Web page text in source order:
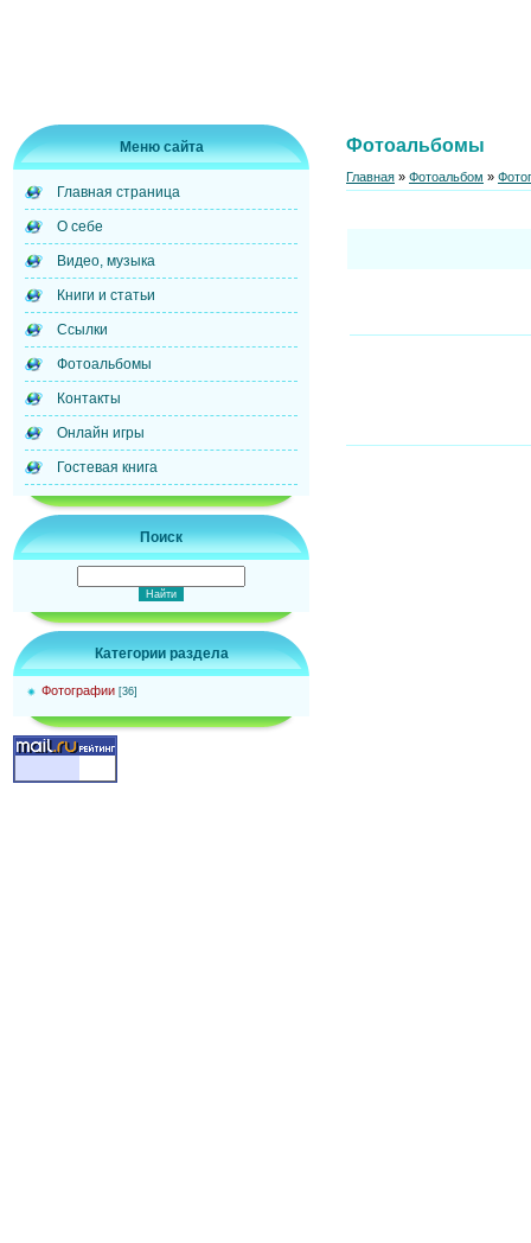
Меню сайта
Главная страница
О себе
Видео, музыка
Книги и статьи
Ссылки
Фотоальбомы
Контакты
Онлайн игры
Гостевая книга
Поиск
Категории раздела
Фотографии [36]
Фотоальбомы
Главная » Фотоальбом »